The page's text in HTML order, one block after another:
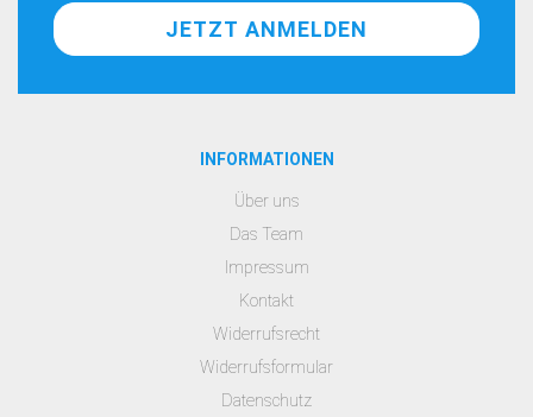
INFORMATIONEN
Über uns
Das Team
Impressum
Kontakt
Widerrufsrecht
Widerrufsformular
Datenschutz